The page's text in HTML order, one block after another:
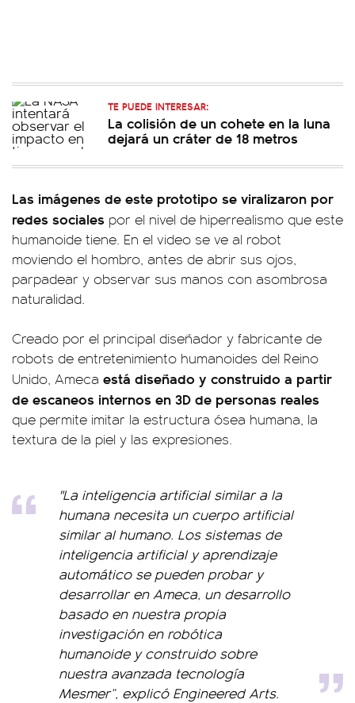
TE PUEDE INTERESAR:
La colisión de un cohete en la luna
dejará un cráter de 18 metros
Las imágenes de este prototipo se viralizaron por
redes sociales por el nivel de hiperrealismo que este
humanoide tiene. En el video se ve al robot
moviendo el hombro, antes de abrir sus ojos,
parpadear y observar sus manos con asombrosa
naturalidad.
Creado por el principal diseñador y fabricante de
robots de entretenimiento humanoides del Reino
Unido, Ameca está diseñado y construido a partir
de escaneos internos en 3D de personas reales
que permite imitar la estructura ósea humana, la
textura de la piel y las expresiones.
"La inteligencia artificial similar a la
humana necesita un cuerpo artificial
similar al humano. Los sistemas de
inteligencia artificial y aprendizaje
automático se pueden probar y
desarrollar en Ameca, un desarrollo
basado en nuestra propia
investigación en robótica
humanoide y construido sobre
nuestra avanzada tecnología
Mesmer”, explicó Engineered Arts.